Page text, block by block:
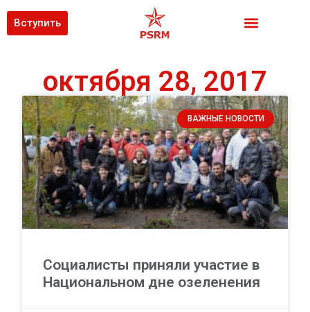
Вступить
октября 28, 2017
ВАЖНЫЕ НОВОСТИ
Социалисты приняли участие в
Национальном дне озеленения